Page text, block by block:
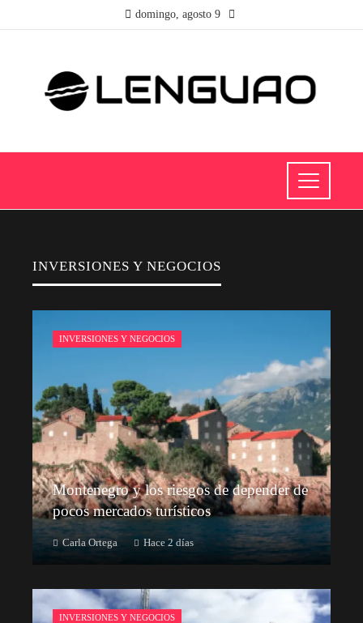
domingo, agosto 9
INVERSIONES Y NEGOCIOS
INVERSIONES Y NEGOCIOS
Montenegro y los riesgos de depender de
pocos mercados turísticos
Carla Ortega Hace 2 días
INVERSIONES Y NEGOCIOS